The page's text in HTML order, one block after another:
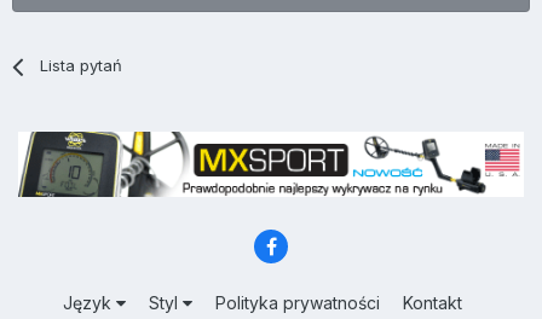
Lista pytań
Język Styl Polityka prywatności
Kontakt